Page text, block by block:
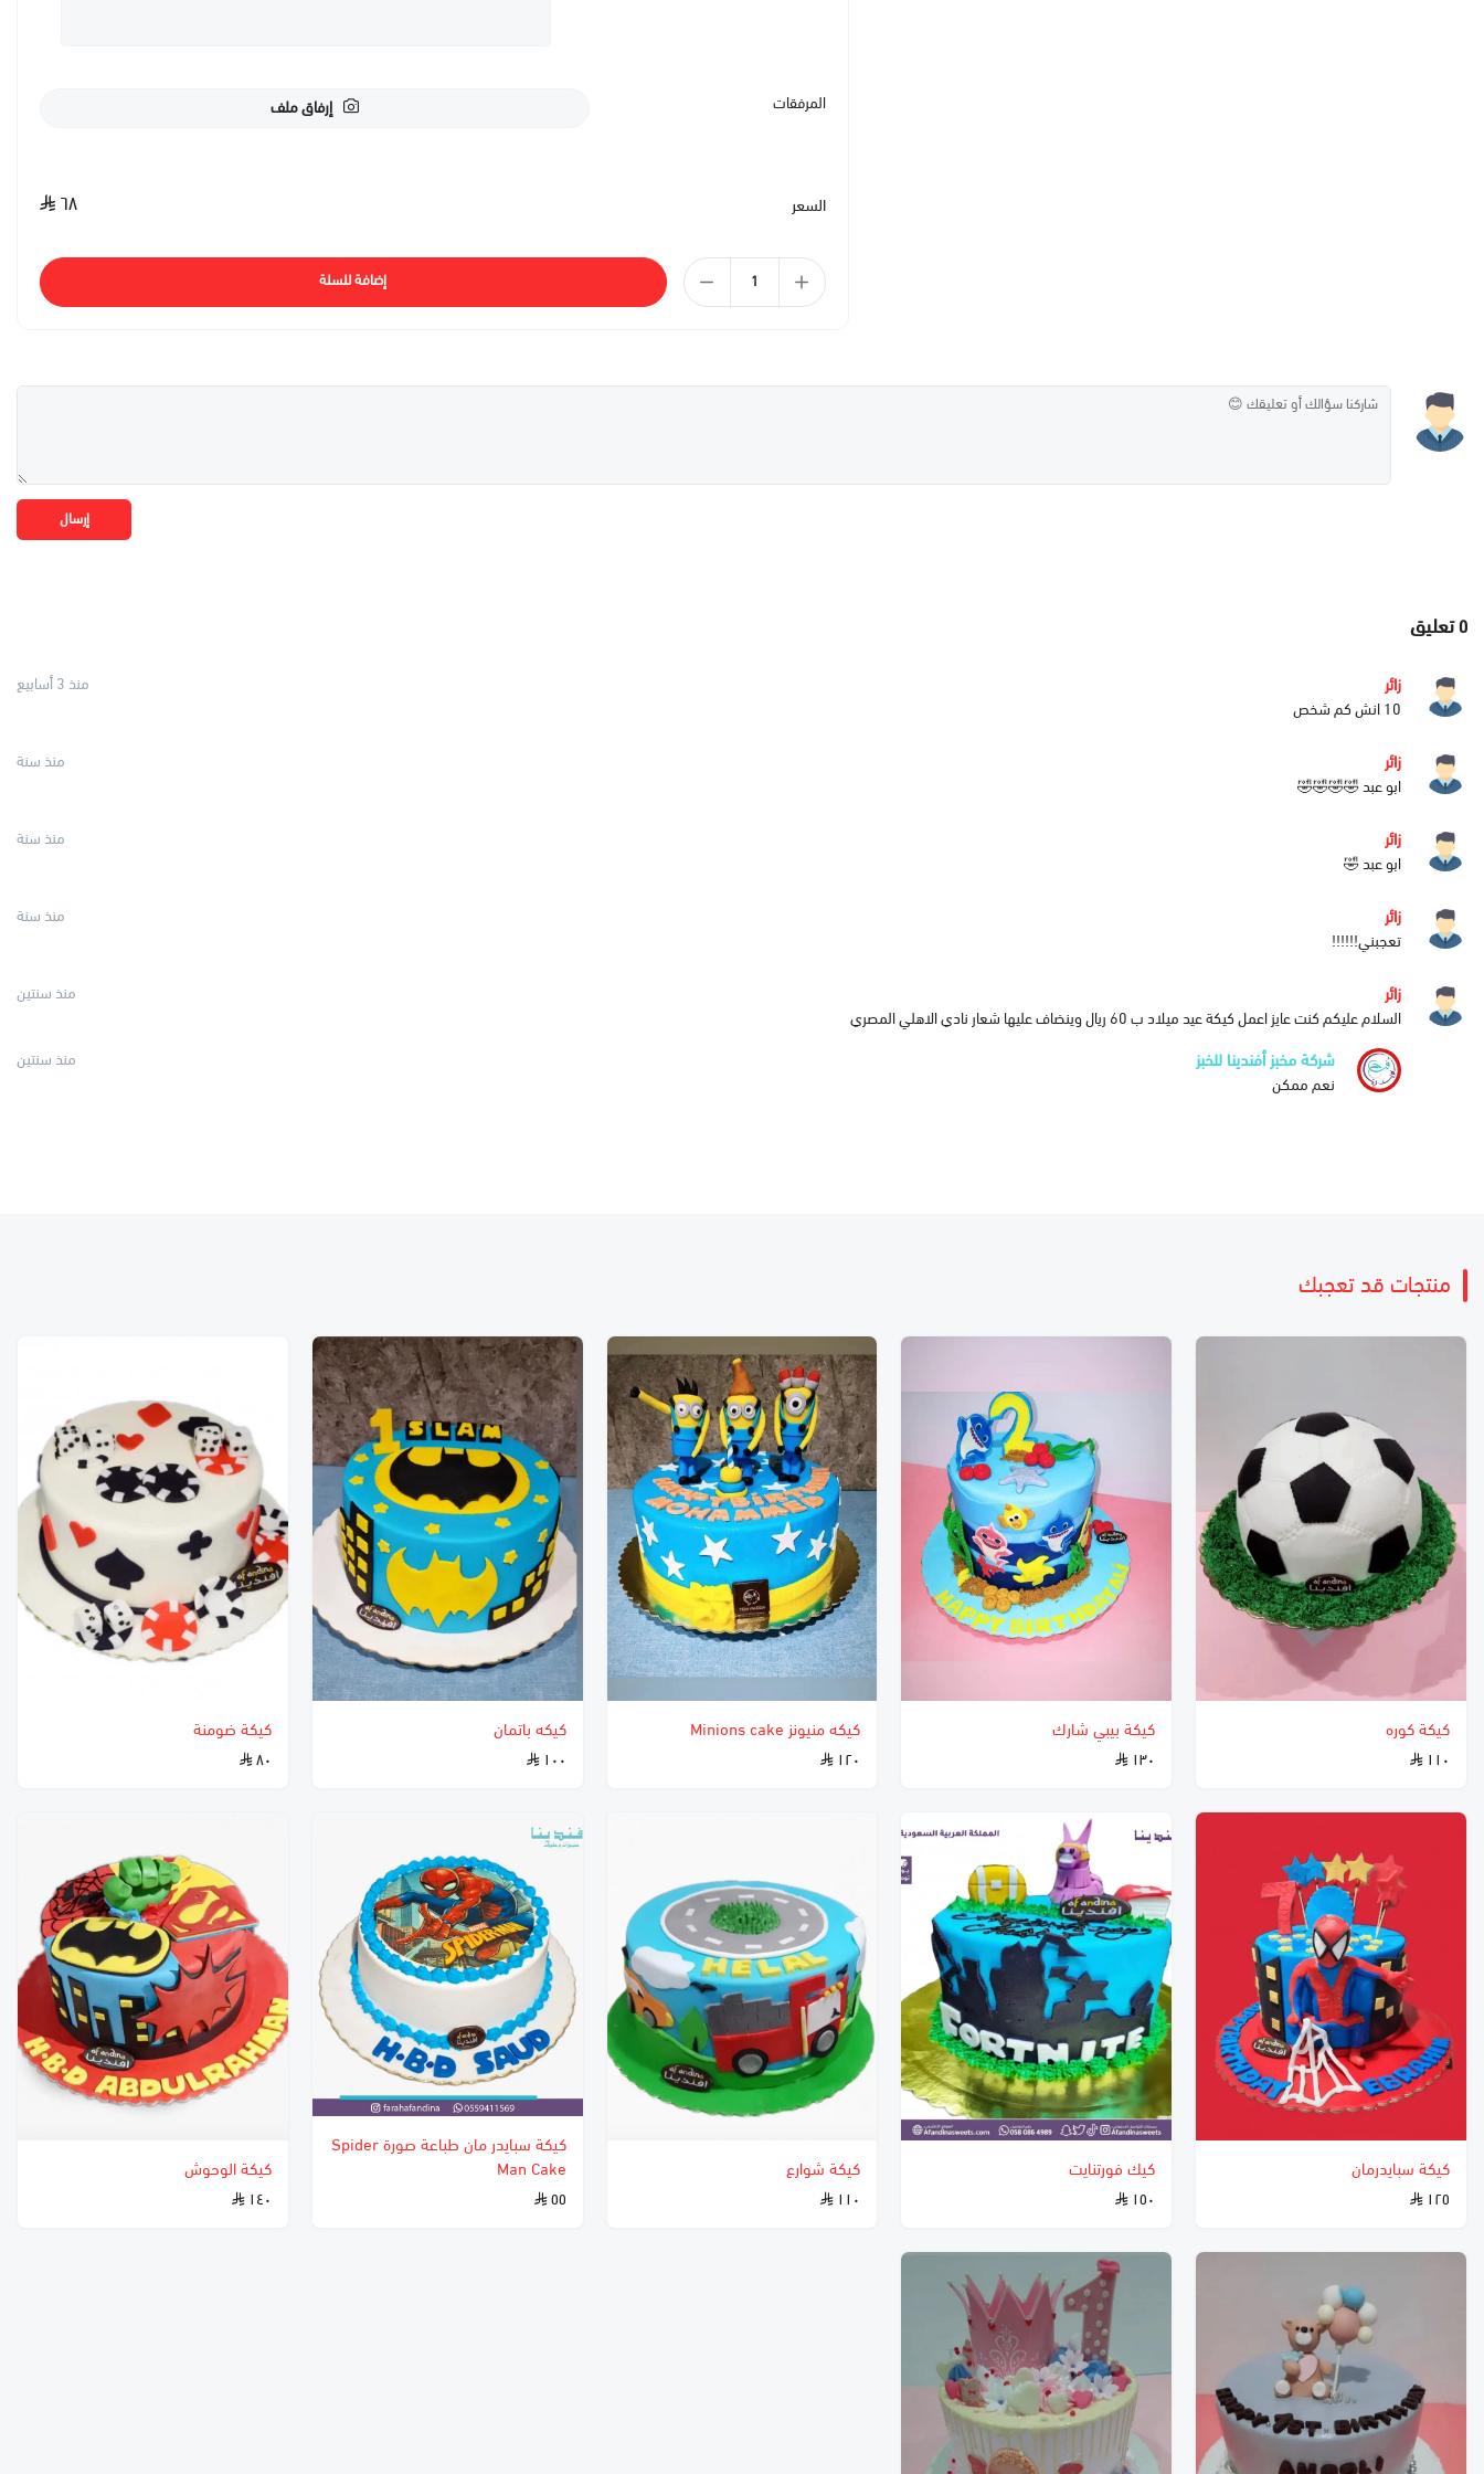
المرفقات إرفاق ملف
السعر ٦٨
إضافة للسلة
إرسال
٥تعليق
زائر
منذ 3 أسابيع
10 انش كم شخص
زائر
منذ سنة
ابو عبد 🤣🤣🤣🤣
زائر
منذ سنة
ابو عبد 🤣
زائر
منذ سنة
تعجبني!!!!!!
زائر
منذ سنتين
السلام عليكم كنت عايز اعمل كيكة عيد ميلاد ب 60 ريال وينضاف عليها شعار نادي الاهلي المصري
شركة مخبز أفندينا للخبز
منذ سنتين
نعم ممكن
منتجات قد تعجبك
كيكة كوره
١١٠
كيكة بيبي شارك
١٣٠
كيكه منيونز Minions cake
١٢٠
كيكه باتمان
١٠٠
كيكة ضومنة
٨٠
كيكة سبايدرمان
١٢٥
كيك فورتنايت
١٥٠
كيكة شوارع
١١٠
كيكة سبايدر مان طباعة صورة Spider
Man Cake
٥٥
كيكة الوحوش
١٤٠